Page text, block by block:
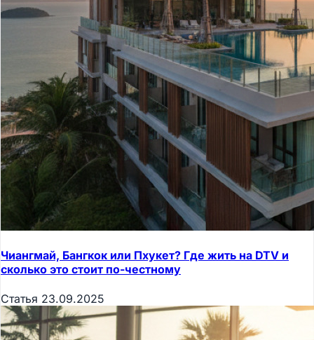
Чиангмай, Бангкок или Пхукет? Где жить на DTV и
сколько это стоит по-честному
Статья 23.09.2025